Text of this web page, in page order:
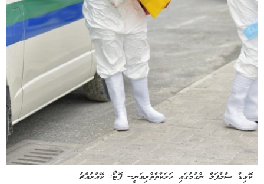
ކޮވިޑް ސާމްޕަލް ނެގުމުގައި ހަރަކާތްތެރިވަނީ-- ފޮޓޯ: ކޭއާރުއެޗު